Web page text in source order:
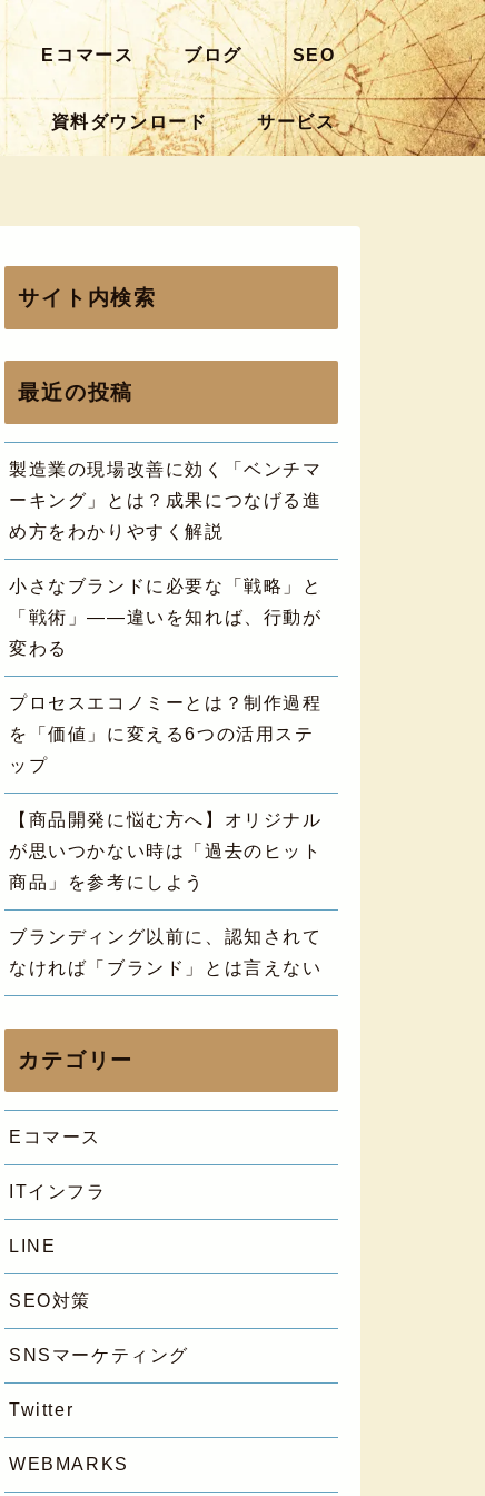
Eコマース ブログ SEO
資料ダウンロード サービス
サイト内検索
最近の投稿
製造業の現場改善に効く「ベンチマ
ーキング」とは？成果につなげる進
め方をわかりやすく解説
小さなブランドに必要な「戦略」と
「戦術」——違いを知れば、行動が
変わる
プロセスエコノミーとは？制作過程
を「価値」に変える6つの活用ステ
ップ
【商品開発に悩む方へ】オリジナル
が思いつかない時は「過去のヒット
商品」を参考にしよう
ブランディング以前に、認知されて
なければ「ブランド」とは言えない
カテゴリー
Eコマース
ITインフラ
LINE
SEO対策
SNSマーケティング
Twitter
WEBMARKS